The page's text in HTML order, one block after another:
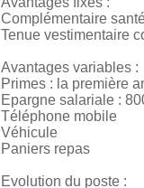
Complémentaire
Tenue vestimentaire
Avantages variables :
Primes : la première
Epargne salariale :
Téléphone mobile
Véhicule
Paniers repas
Evolution du poste :